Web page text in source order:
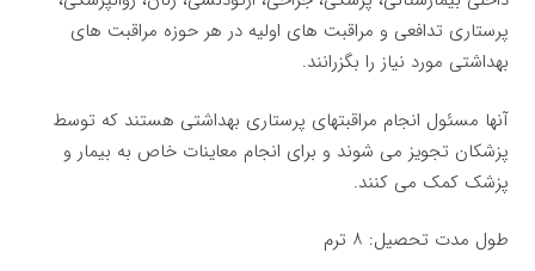
پرستاری تدافعی و مراقبت های اولیه در هر حوزه مراقبت های
بهداشتی مورد نیاز را بگزرانند.
آنها مسئول انجام مراقبتهای پرستاری بهداشتی هستند که توسط
پزشکان تجویز می شوند و برای انجام معاینات خاص به بیمار و
پزشک کمک می کنند.
طول مدت تحصیل: ۸ ترم